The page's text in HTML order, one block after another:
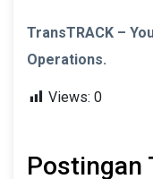
TransTRACK –
Operations.
Views: 0
Postingan